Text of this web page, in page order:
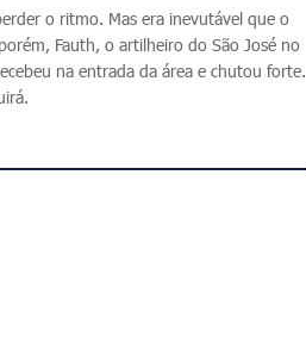
o ritmo. Mas era inevutável que o
Fauth, o artilheiro do São José no
na entrada da área e chutou forte.